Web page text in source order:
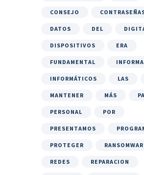
CONSEJO
DATOS DEL
DISPOSITIVOS ERA
FUNDAMENTAL
INFORMÁTICOS LAS
MANTENER MÁS
PERSONAL POR
PRESENTAMOS
PROTEGER
REDES REPARACION